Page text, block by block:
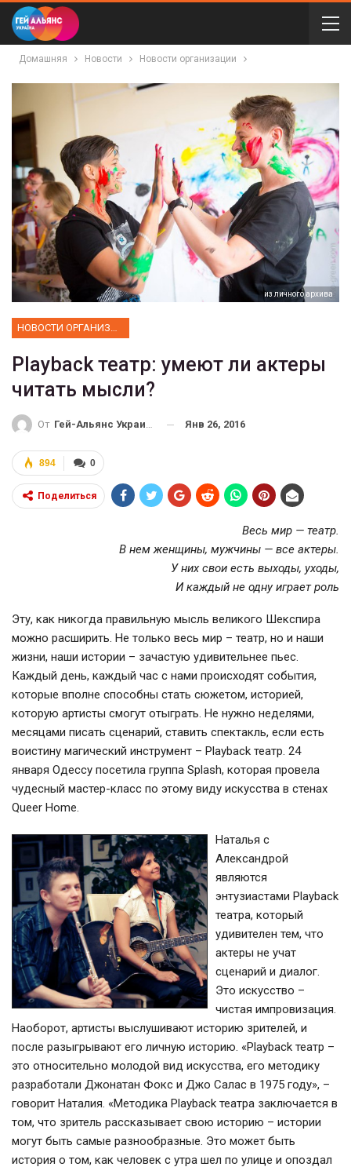
Домашняя Новости Новости организации
из личного архива
Playback театр: умеют ли актеры
читать мысли?
От Гей-Альянс Украина Янв 26, 2016
0
894
Поделиться
Весь мир — театр.
В нем женщины, мужчины — все актеры.
У них свои есть выходы, уходы,
И каждый не одну играет роль
Эту, как никогда правильную мысль великого Шекспира
можно расширить. Не только весь мир – театр, но и наши
жизни, наши истории – зачастую удивительнее пьес.
Каждый день, каждый час с нами происходят события,
которые вполне способны стать сюжетом, историей,
которую артисты смогут отыграть. Не нужно неделями,
месяцами писать сценарий, ставить спектакль, если есть
воистину магический инструмент – Playback театр. 24
января Одессу посетила группа Splash, которая провела
чудесный мастер-класс по этому виду искусства в стенах
Queer Home.
Наталья с
Александрой
являются
энтузиастами Playback
театра, который
удивителен тем, что
актеры не учат
сценарий и диалог.
Это искусство –
чистая импровизация.
Наоборот, артисты выслушивают историю зрителей, и
после разыгрывают его личную историю. «Playback театр –
это относительно молодой вид искусства, его методику
разработали Джонатан Фокс и Джо Салас в 1975 году», –
говорит Наталия. «Методика Playback театра заключается в
том, что зритель рассказывает свою историю – истории
могут быть самые разнообразные. Это может быть
история о том, как человек с утра шел по улице и опоздал